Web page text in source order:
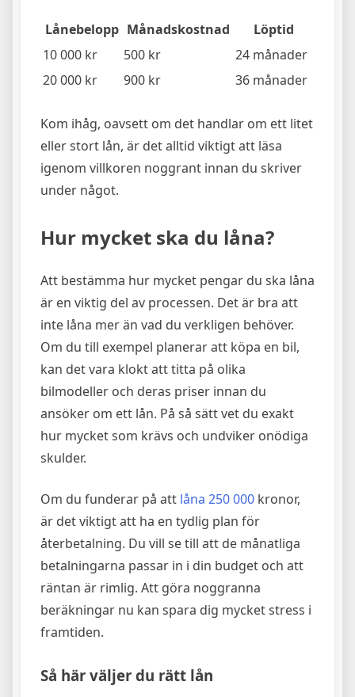
Lånebelopp Månadskostnad
Löptid
10 000 kr
500 kr
24 månader
20 000 kr
900 kr 36 månader
Kom ihåg, oavsett om det handlar om ett litet
eller stort lån, är det alltid viktigt att läsa
igenom villkoren noggrant innan du skriver
under något.
Hur mycket ska du låna?
Att bestämma hur mycket pengar du ska låna
är en viktig del av processen. Det är bra att
inte låna mer än vad du verkligen behöver.
Om du till exempel planerar att köpa en bil,
kan det vara klokt att titta på olika
bilmodeller och deras priser innan du
ansöker om ett lån. På så sätt vet du exakt
hur mycket som krävs och undviker onödiga
skulder.
Om du funderar på att låna 250 000 kronor,
är det viktigt att ha en tydlig plan för
återbetalning. Du vill se till att de månatliga
betalningarna passar in i din budget och att
räntan är rimlig. Att göra noggranna
beräkningar nu kan spara dig mycket stress i
framtiden.
Så här väljer du rätt lån